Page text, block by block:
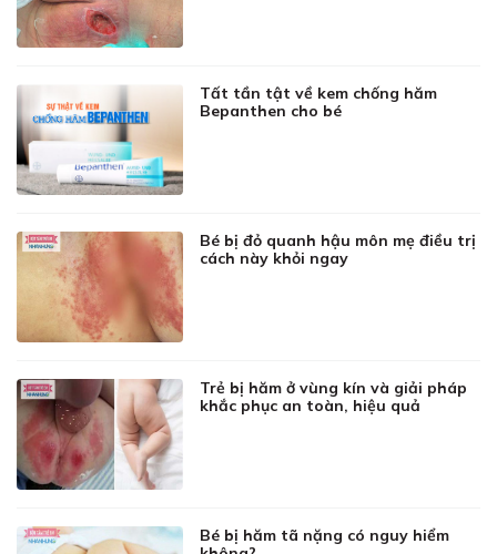
Tất tần tật về kem chống hăm
Bepanthen cho bé
Bé bị đỏ quanh hậu môn mẹ điều trị
cách này khỏi ngay
Trẻ bị hăm ở vùng kín và giải pháp
khắc phục an toàn, hiệu quả
Bé bị hăm tã nặng có nguy hiểm